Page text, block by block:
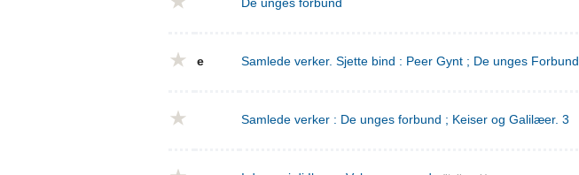
De unges forbund
e Samlede verker. Sjette bind : Peer Gynt ; De unges Forbund
Samlede verker : De unges forbund ; Keiser og Galilæer. 3